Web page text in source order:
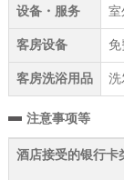
设备・服务 室
客房设备
客房洗浴用品 洗
注意事项等
酒店接受的银行卡